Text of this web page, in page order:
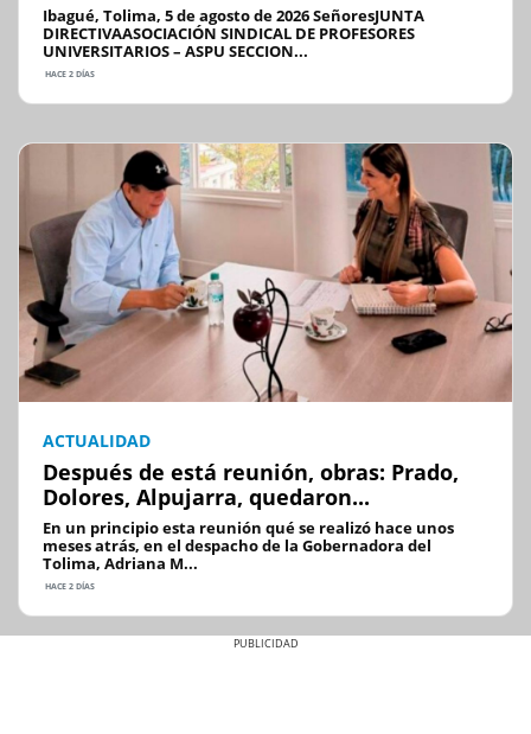
Ibagué, Tolima, 5 de agosto de 2026 SeñoresJUNTA
DIRECTIVAASOCIACIÓN SINDICAL DE PROFESORES
UNIVERSITARIOS – ASPU SECCION...
HACE 2 DÍAS
ACTUALIDAD
Después de está reunión, obras: Prado,
Dolores, Alpujarra, quedaron...
En un principio esta reunión qué se realizó hace unos
meses atrás, en el despacho de la Gobernadora del
Tolima, Adriana M...
HACE 2 DÍAS